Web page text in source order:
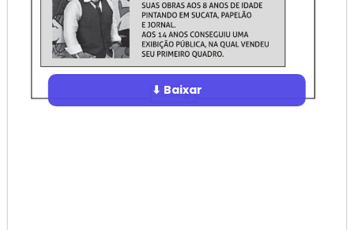
⬇ Baixar